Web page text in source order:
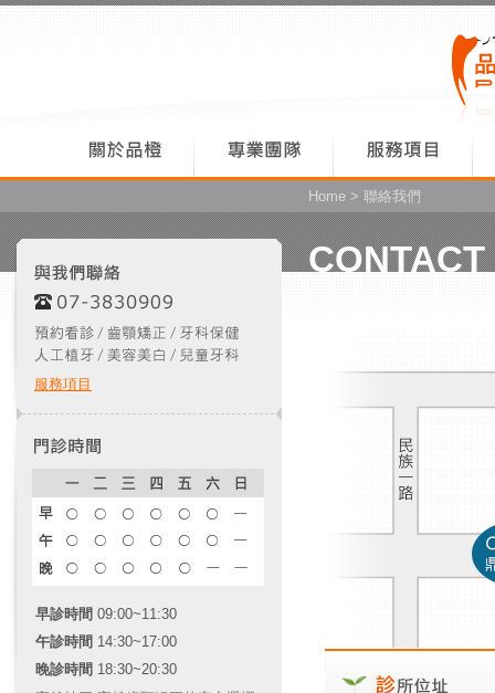
服務項目
早診時間 09:00~11:30
午診時間 14:30~17:00
晚診時間 18:30~20:30
Home > 聯絡我們
CONTACT